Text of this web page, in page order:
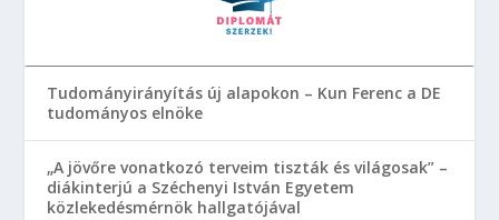
Tudományirányítás új alapokon – Kun Ferenc a DE
tudományos elnöke
„A jövőre vonatkozó terveim tiszták és világosak” –
diákinterjú a Széchenyi István Egyetem
közlekedésmérnök hallgatójával